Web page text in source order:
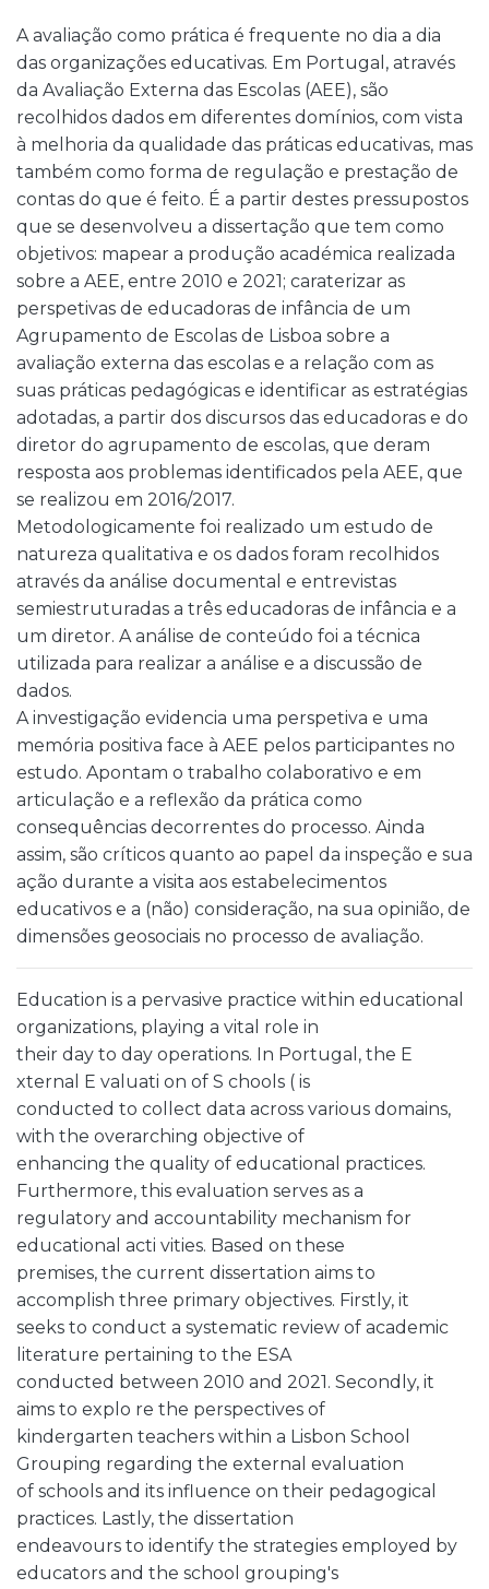
A avaliação como prática é frequente no dia a dia
das organizações educativas. Em Portugal, através
da Avaliação Externa das Escolas (AEE), são
recolhidos dados em diferentes domínios, com vista
à melhoria da qualidade das práticas educativas, mas
também como forma de regulação e prestação de
contas do que é feito. É a partir destes pressupostos
que se desenvolveu a dissertação que tem como
objetivos: mapear a produção académica realizada
sobre a AEE, entre 2010 e 2021; caraterizar as
perspetivas de educadoras de infância de um
Agrupamento de Escolas de Lisboa sobre a
avaliação externa das escolas e a relação com as
suas práticas pedagógicas e identificar as estratégias
adotadas, a partir dos discursos das educadoras e do
diretor do agrupamento de escolas, que deram
resposta aos problemas identificados pela AEE, que
se realizou em 2016/2017.
Metodologicamente foi realizado um estudo de
natureza qualitativa e os dados foram recolhidos
através da análise documental e entrevistas
semiestruturadas a três educadoras de infância e a
um diretor. A análise de conteúdo foi a técnica
utilizada para realizar a análise e a discussão de
dados.
A investigação evidencia uma perspetiva e uma
memória positiva face à AEE pelos participantes no
estudo. Apontam o trabalho colaborativo e em
articulação e a reflexão da prática como
consequências decorrentes do processo. Ainda
assim, são críticos quanto ao papel da inspeção e sua
ação durante a visita aos estabelecimentos
educativos e a (não) consideração, na sua opinião, de
dimensões geosociais no processo de avaliação.
Education is a pervasive practice within educational
organizations, playing a vital role in
their day to day operations. In Portugal, the E
xternal E valuati on of S chools ( is
conducted to collect data across various domains,
with the overarching objective of
enhancing the quality of educational practices.
Furthermore, this evaluation serves as a
regulatory and accountability mechanism for
educational acti vities. Based on these
premises, the current dissertation aims to
accomplish three primary objectives. Firstly, it
seeks to conduct a systematic review of academic
literature pertaining to the ESA
conducted between 2010 and 2021. Secondly, it
aims to explo re the perspectives of
kindergarten teachers within a Lisbon School
Grouping regarding the external evaluation
of schools and its influence on their pedagogical
practices. Lastly, the dissertation
endeavours to identify the strategies employed by
educators and the school grouping's